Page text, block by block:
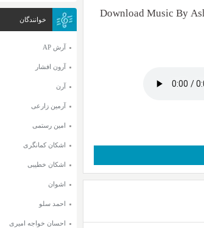
Download Music By
خوانندگان
آرش AP
آرون افشار
آرن
آرمین زارعی
امین رستمی
اشکان کمانگری
اشکان خطیبی
اشوان
احمد سلو
احسان خواجه امیری